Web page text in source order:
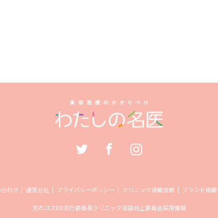
わせ 運営会社 プライバシーポリシー クリニック掲載依頼 ブランド掲
売れコスDX実行委員長クリニック収益向上委員会採用情報